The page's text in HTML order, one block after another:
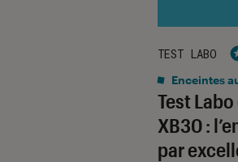
Test
XB30 :
par
TEST LABO
Enceintes